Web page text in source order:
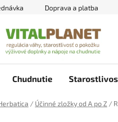
Doprava a platba
Chudnutie
/ Účinné zložky od A po Z /